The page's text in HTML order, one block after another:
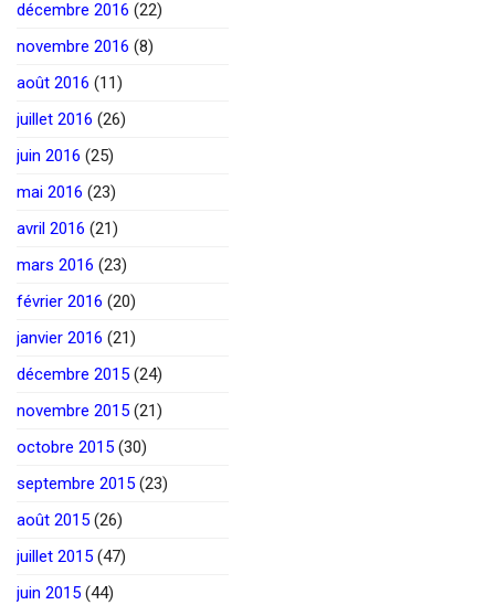
décembre 2016 (22)
novembre 2016 (8)
août 2016 (11)
juillet 2016 (26)
juin 2016 (25)
mai 2016 (23)
avril 2016 (21)
mars 2016 (23)
février 2016 (20)
janvier 2016 (21)
décembre 2015 (24)
novembre 2015 (21)
octobre 2015 (30)
septembre 2015 (23)
août 2015 (26)
juillet 2015 (47)
juin 2015 (44)